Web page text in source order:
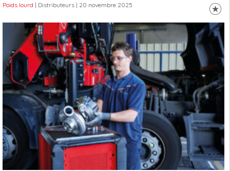
Poids lourd | Distributeurs | 20 novembre 2025